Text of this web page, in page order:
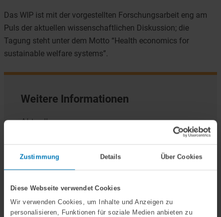
Zustimmung Details Über Cookies
Diese Webseite verwendet Cookies
Wir verwenden Cookies, um Inhalte und Anzeigen zu
personalisieren, Funktionen für soziale Medien anbieten zu
Das WIP ist mit der vorgestellten Forschungsarbeit eng am
Puls der aktuellen wissenschaftlichen Diskussion; die
Tagung steht unter dem Motto “Health economics for
sustainable welfare systems”.
Weitere Informationen
Aktuelles
Presse und Medien
Kooperationen
Wissenschaft kompakt